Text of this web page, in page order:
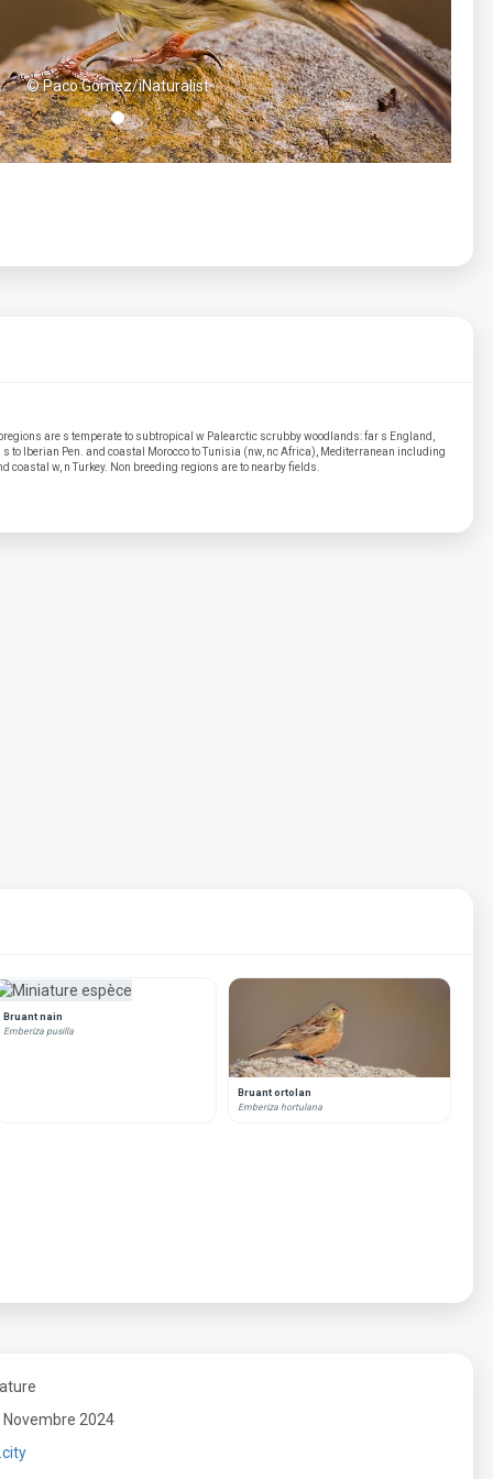
© Paco Gómez/iNaturalist
are s temperate to subtropical w Palearctic scrubby woodlands: far s England,
to Iberian Pen. and coastal Morocco to Tunisia (nw, nc Africa), Mediterranean including
coastal w, n Turkey. Non breeding regions are to nearby fields.
Bruant nain
Emberiza pusilla
Bruant ortolan
Emberiza hortulana
2024